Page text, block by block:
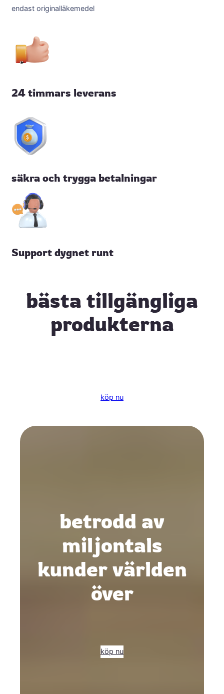
endast originalläkemedel
24 timmars leverans
säkra och trygga betalningar
Support dygnet runt
bästa tillgängliga
produkterna
köp nu
betrodd av
miljontals
kunder världen
över
köp nu